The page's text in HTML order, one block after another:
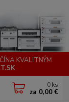
KVALITNÝM
0 ks
za 0,00 €